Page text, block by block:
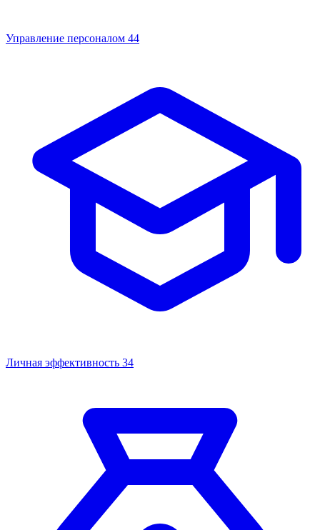
Управление персоналом 44
Личная эффективность 34